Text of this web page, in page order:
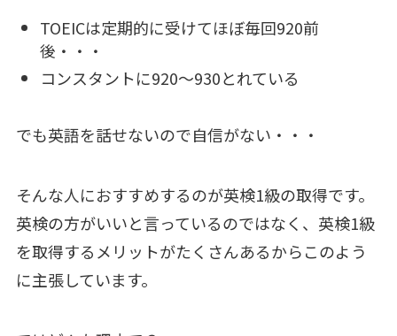
TOEICは定期的に受けてほぼ毎回920前
後・・・
コンスタントに920～930とれている
でも英語を話せないので自信がない・・・
そんな人におすすめするのが英検1級の取得です。
英検の方がいいと言っているのではなく、英検1級
を取得するメリットがたくさんあるからこのよう
に主張しています。